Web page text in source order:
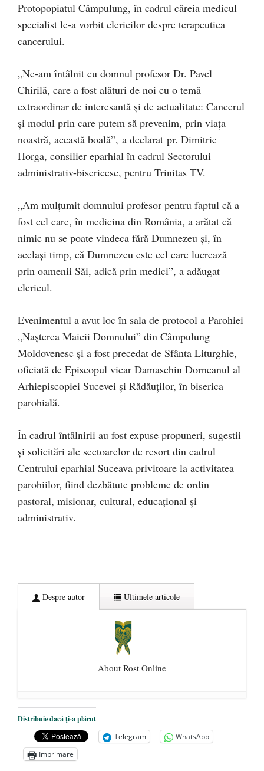
Protopopiatul Câmpulung, în cadrul căreia medicul
specialist le-a vorbit clericilor despre terapeutica
cancerului.
„Ne-am întâlnit cu domnul profesor Dr. Pavel
Chirilă, care a fost alături de noi cu o temă
extraordinar de interesantă și de actualitate: Cancerul
și modul prin care putem să prevenim, prin viața
noastră, această boală”, a declarat pr. Dimitrie
Horga, consilier eparhial în cadrul Sectorului
administrativ-bisericesc, pentru Trinitas TV.
„Am mulțumit domnului profesor pentru faptul că a
fost cel care, în medicina din România, a arătat că
nimic nu se poate vindeca fără Dumnezeu și, în
același timp, că Dumnezeu este cel care lucrează
prin oamenii Săi, adică prin medici”, a adăugat
clericul.
Evenimentul a avut loc în sala de protocol a Parohiei
„Nașterea Maicii Domnului” din Câmpulung
Moldovenesc și a fost precedat de Sfânta Liturghie,
oficiată de Episcopul vicar Damaschin Dorneanul al
Arhiepiscopiei Sucevei și Rădăuților, în biserica
parohială.
În cadrul întâlnirii au fost expuse propuneri, sugestii
și solicitări ale sectoarelor de resort din cadrul
Centrului eparhial Suceava privitoare la activitatea
parohiilor, fiind dezbătute probleme de ordin
pastoral, misionar, cultural, educațional și
administrativ.
Despre autor Ultimele articole
About Rost Online
Dezvăluiri cutremurătoare despre
președintele Ucrainei, Volodymyr
Zelensky
- 13 mai 2026
Statul care servește Națiunea
Distribuie dacă ți-a plăcut
Telegram
WhatsApp
Imprimare